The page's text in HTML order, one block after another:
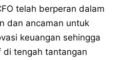
telah berperan dalam
dan ancaman untuk
keuangan sehingga
di tengah tantangan